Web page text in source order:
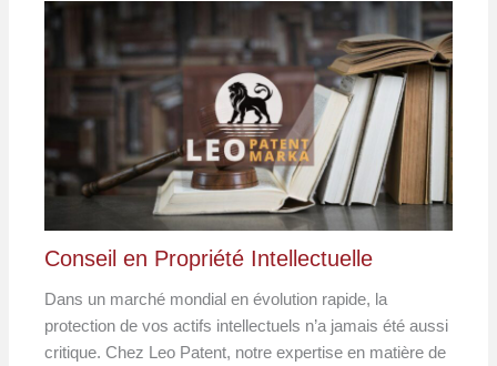
Conseil en Propriété Intellectuelle
Dans un marché mondial en évolution rapide, la
protection de vos actifs intellectuels n’a jamais été aussi
critique. Chez Leo Patent, notre expertise en matière de